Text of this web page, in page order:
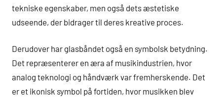
tekniske egenskaber, men også dets æstetiske
udseende, der bidrager til deres kreative proces.
Derudover har glasbåndet også en symbolsk betydning.
Det repræsenterer en æra af musikindustrien, hvor
analog teknologi og håndværk var fremherskende. Det
er et ikonisk symbol på fortiden, hvor musikken blev